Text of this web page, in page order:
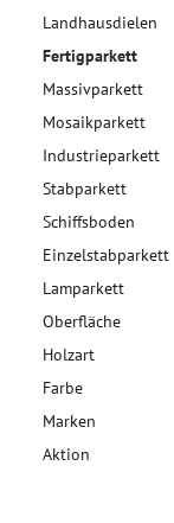
Landhausdielen
Fertigparkett
Massivparkett
Mosaikparkett
Industrieparkett
Stabparkett
Schiffsboden
Einzelstabparkett
Lamparkett
Oberfläche
Holzart
Farbe
Marken
Aktion